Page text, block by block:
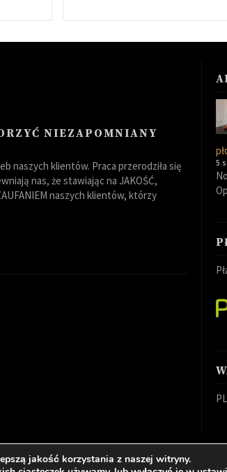
NIEZAPOMNIANY
naszych klientów. Praca przerodziła się
nas, że stawiając na JAKOŚĆ,
naszych klientów, którzy
5
jakość korzystania z naszej witryny.